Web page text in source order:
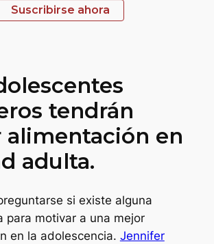
Suscribirse ahora
tendrán
alimentación en
adulta.
si existe alguna
para motivar a una mejor
en la adolescencia. Jennifer